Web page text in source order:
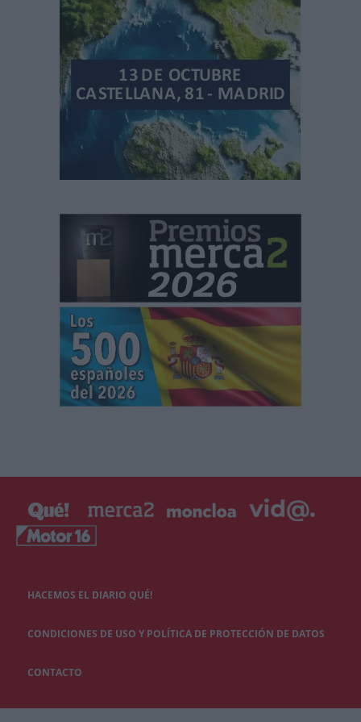
HACEMOS EL DIARIO QUÉ!
CONDICIONES DE USO Y POLÍTICA DE PROTECCIÓN DE DATOS
CONTACTO